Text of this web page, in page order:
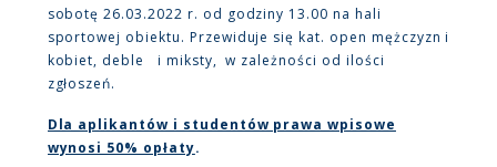
sobotę 26.03.2022 r. od godziny 13.00 na hali
sportowej obiektu. Przewiduje się kat. open mężczyzn i
kobiet, deble i miksty, w zależności od ilości
zgłoszeń.
Dla aplikantów i studentów prawa wpisowe
wynosi 50% opłaty.